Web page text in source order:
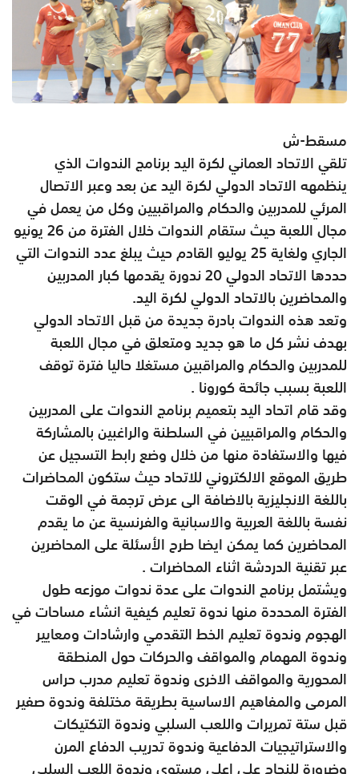
مسقط-ش
تلقي الاتحاد العماني لكرة اليد برنامج الندوات الذي
ينظمهه الاتحاد الدولي لكرة اليد عن بعد وعبر الاتصال
المرئي للمدربين والحكام والمراقبيين وكل من يعمل في
مجال اللعبة حيث ستقام الندوات خلال الفترة من 26 يونيو
الجاري ولغاية 25 يوليو القادم حيث يبلغ عدد الندوات التي
حددها الاتحاد الدولي 20 ندورة يقدمها كبار المدربين
والمحاضرين بالاتحاد الدولي لكرة اليد.
وتعد هذه الندوات بادرة جديدة من قبل الاتحاد الدولي
بهدف نشر كل ما هو جديد ومتعلق في مجال اللعبة
للمدربين والحكام والمراقبين مستغلا حاليا فترة توقف
اللعبة بسبب جائحة كورونا .
وقد قام اتحاد اليد بتعميم برنامج الندوات على المدربين
والحكام والمراقبيين في السلطنة والراغبين بالمشاركة
فيها والاستفادة منها من خلال وضع رابط التسجيل عن
طريق الموقع الالكتروني للاتحاد حيث ستكون المحاضرات
باللغة الانجليزية بالاضافة الى عرض ترجمة في الوقت
نفسة باللغة العربية والاسبانية والفرنسية عن ما يقدم
المحاضرين كما يمكن ايضا طرح الأسئلة على المحاضرين
عبر تقنية الدردشة اثناء المحاضرات .
ويشتمل برنامج الندوات على عدة ندوات موزعه طول
الفترة المحددة منها ندوة تعليم كيفية انشاء مساحات في
الهجوم وندوة تعليم الخط التقدمي وارشادات ومعايير
وندوة المهمام والمواقف والحركات حول المنطقة
المحورية والمواقف الاخرى وندوة تعليم مدرب حراس
المرمى والمفاهيم الاساسية بطريقة مختلفة وندوة صفير
قبل ستة تمريرات واللعب السلبي وندوة التكتيكات
والاستراتيجيات الدفاعية وندوة تدريب الدفاع المرن
وضرورة للنجاح على اعلي مستوى وندوة اللعب السلبي